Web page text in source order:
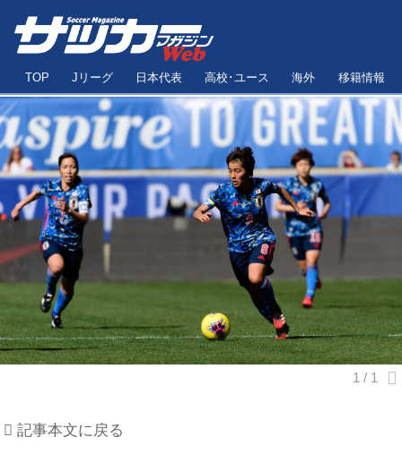
TOP Jリーグ 日本代表 高校･ユース 海外 移籍情報
記事本文に戻る